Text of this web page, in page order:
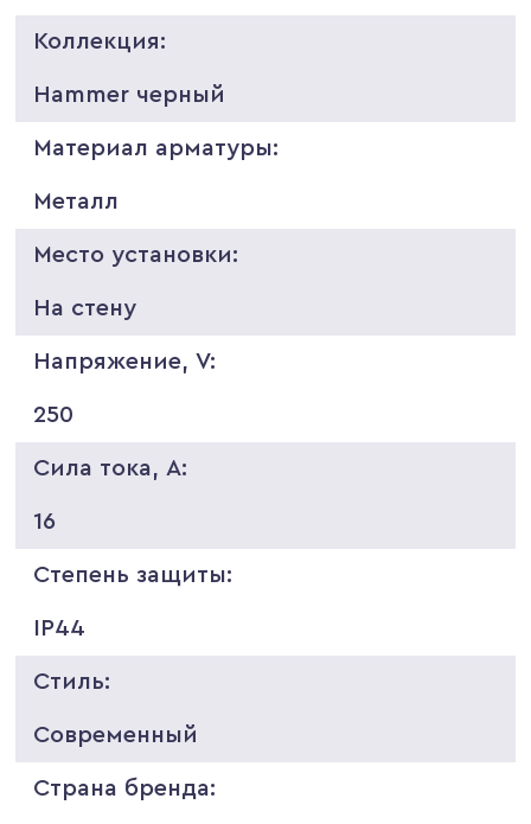
Коллекция:
Hammer черный
Материал арматуры:
Металл
Место установки:
На стену
Напряжение, V:
250
Сила тока, A:
16
Степень защиты:
IP44
Стиль:
Современный
Страна бренда: